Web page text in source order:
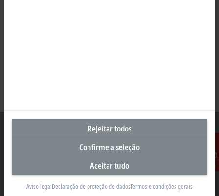
Contato
Beckhoff Automação Industrial Ltda.
Rua Caminho do Pilar, 1362
Rejeitar todos
Confirme a seleção
Aceitar tudo
Aviso legalDeclaração de proteção de dadosTermos e condições gerais